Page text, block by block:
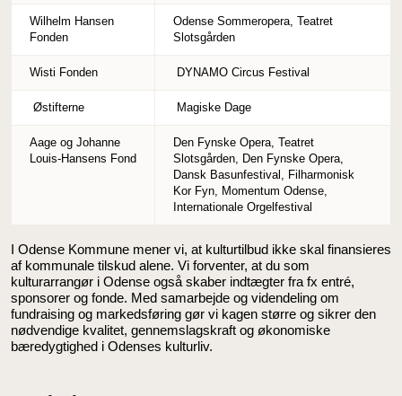
Wilhelm Hansen
Fonden
Odense Sommeropera, Teatret
Slotsgården
Wisti Fonden DYNAMO Circus Festival
Østifterne Magiske Dage
Aage og Johanne
Louis-Hansens Fond
Den Fynske Opera, Teatret
Slotsgården, Den Fynske Opera,
Dansk Basunfestival, Filharmonisk
Kor Fyn, Momentum Odense,
Internationale Orgelfestival
I Odense Kommune mener vi, at kulturtilbud ikke skal finansieres
af kommunale tilskud alene. Vi forventer, at du som
kulturarrangør i Odense også skaber indtægter fra fx entré,
sponsorer og fonde. Med samarbejde og videndeling om
fundraising og markedsføring gør vi kagen større og sikrer den
nødvendige kvalitet, gennemslagskraft og økonomiske
bæredygtighed i Odenses kulturliv.